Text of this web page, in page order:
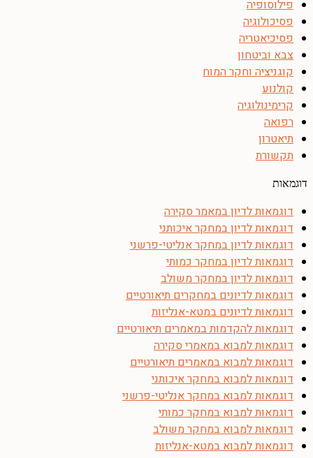
פילוסופיה
פסיכולוגיה
פסיכיאטריה
צבא וביטחון
קוגניציה וחקר המוח
קולנוע
קרימינולוגיה
רפואה
תיאטרון
תקשורת
דוגמאות
דוגמאות לדיון במאמר סקירה
דוגמאות לדיון במחקר איכותני
דוגמאות לדיון במחקר אנליטי-פרשני
דוגמאות לדיון במחקר כמותי
דוגמאות לדיון במחקר משולב
דוגמאות לדיונים במחקרים תיאורטיים
דוגמאות לדיונים במטא-אנליזות
דוגמאות להקדמות במאמרים תיאורטיים
דוגמאות למבוא במאמרי סקירה
דוגמאות למבוא במאמרים תיאורטיים
דוגמאות למבוא במחקר איכותני
דוגמאות למבוא במחקר אנליטי-פרשני
דוגמאות למבוא במחקר כמותי
דוגמאות למבוא במחקר משולב
דוגמאות למבוא במטא-אנליזות